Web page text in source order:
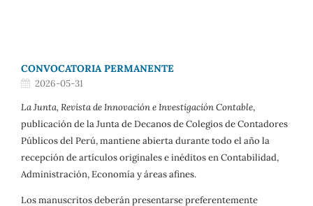
CONVOCATORIA PERMANENTE
2026-05-31
La Junta, Revista de Innovación e Investigación Contable,
publicación de la Junta de Decanos de Colegios de Contadores
Públicos del Perú, mantiene abierta durante todo el año la
recepción de artículos originales e inéditos en Contabilidad,
Administración, Economía y áreas afines.
Los manuscritos deberán presentarse preferentemente